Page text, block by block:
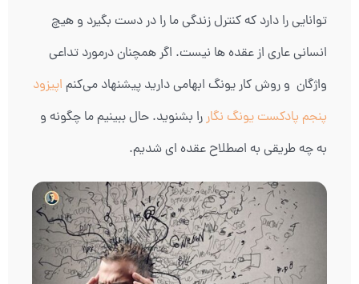
توانایی را دارد که کنترل زندگی ما را در دست بگیرد و هیچ
انسانی عاری از عقده ها نیست. اگر همچنان درمورد تداعی
واژگان و روش کار یونگ ابهامی دارید پیشنهاد می‌کنم اپیزود
پنجم پادکست یونگ نگاررا بشنوید. حال ببینیم ما چگونه و
به چه طریقی به اصطلاح عقده ای شدیم.